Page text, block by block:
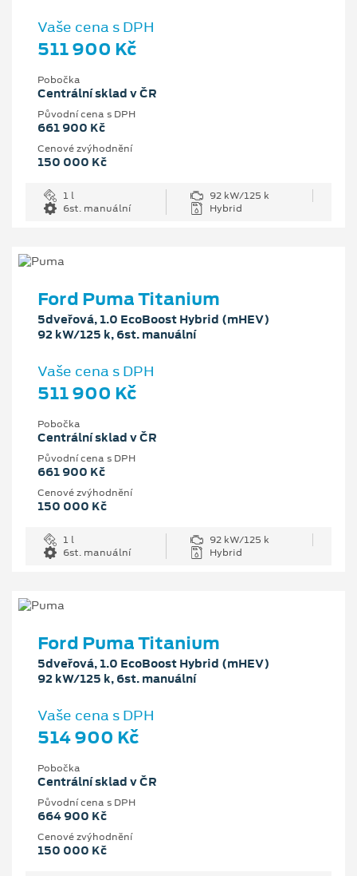
Vaše cena s DPH
511 900 Kč
Pobočka
Centrální sklad v ČR
Původní cena s DPH
661 900 Kč
Cenové zvýhodnění
150 000 Kč
1 l
92 kW/125 k
6st. manuální
Hybrid
Ford Puma Titanium
5dveřová, 1.0 EcoBoost Hybrid (mHEV)
92 kW/125 k, 6st. manuální
Vaše cena s DPH
511 900 Kč
Pobočka
Centrální sklad v ČR
Původní cena s DPH
661 900 Kč
Cenové zvýhodnění
150 000 Kč
1 l
92 kW/125 k
6st. manuální
Hybrid
Ford Puma Titanium
5dveřová, 1.0 EcoBoost Hybrid (mHEV)
92 kW/125 k, 6st. manuální
Vaše cena s DPH
514 900 Kč
Pobočka
Centrální sklad v ČR
Původní cena s DPH
664 900 Kč
Cenové zvýhodnění
150 000 Kč